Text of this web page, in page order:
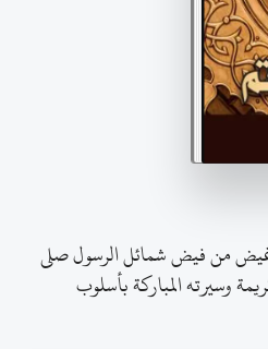
من فيض شمائل الرسول صلى
وسيرته المباركة بأسلوب